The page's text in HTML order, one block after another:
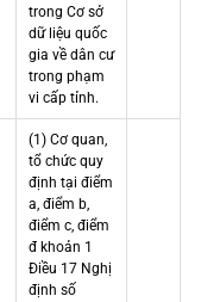
trong Cơ sở
dữ liệu quốc
gia về dân cư
trong phạm
vi cấp tỉnh.
(1) Cơ quan,
tổ chức quy
định tại điểm
a, điểm b,
điểm c, điểm
đ khoản 1
Điều 17 Nghị
định số